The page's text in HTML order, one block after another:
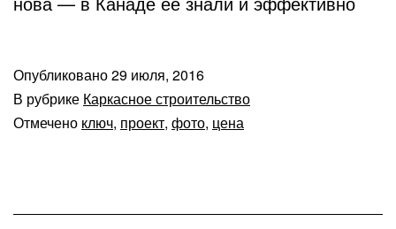
Опубликовано29 июля, 2016
В рубрике Каркасное строительство
Отмечено ключ, проект, фото, цена